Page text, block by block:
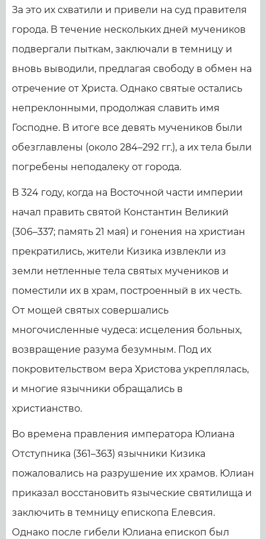
За это их схватили и привели на суд правителя
города. В течение нескольких дней мучеников
подвергали пыткам, заключали в темницу и
вновь выводили, предлагая свободу в обмен на
отречение от Христа. Однако святые остались
непреклонными, продолжая славить имя
Господне. В итоге все девять мучеников были
обезглавлены (около 284–292 гг.), а их тела были
погребены неподалеку от города.
В 324 году, когда на Восточной части империи
начал править святой Константин Великий
(306–337; память 21 мая) и гонения на христиан
прекратились, жители Кизика извлекли из
земли нетленные тела святых мучеников и
поместили их в храм, построенный в их честь.
От мощей святых совершались
многочисленные чудеса: исцеления больных,
возвращение разума безумным. Под их
покровительством вера Христова укреплялась,
и многие язычники обращались в
христианство.
Во времена правления императора Юлиана
Отступника (361–363) язычники Кизика
пожаловались на разрушение их храмов. Юлиан
приказал восстановить языческие святилища и
заключить в темницу епископа Елевсия.
Однако после гибели Юлиана епископ был